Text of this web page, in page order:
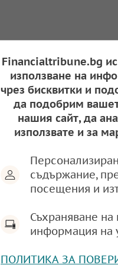
Financialtribune.bg
използване на
чрез бисквитки и
да подобрим
нашия сайт, да
използвате и за
съдържание,
посещения и
Съхраняване
информация на
ПОЛИТИКА ЗА